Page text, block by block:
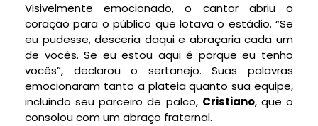
Visivelmente emocionado, o cantor abriu o
coração para o público que lotava o estádio. “Se
eu pudesse, desceria daqui e abraçaria cada um
de vocês. Se eu estou aqui é porque eu tenho
vocês”, declarou o sertanejo. Suas palavras
emocionaram tanto a plateia quanto sua equipe,
incluindo seu parceiro de palco, Cristiano, que o
consolou com um abraço fraternal.